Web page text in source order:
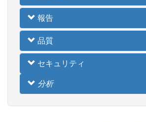
報告
品質
セキュリティ
分析